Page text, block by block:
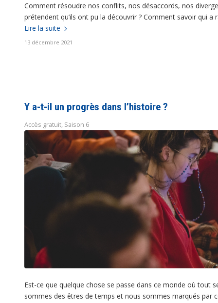
Comment résoudre nos conflits, nos désaccords, nos
prétendent qu’ils ont pu la découvrir ? Comment savoir qui a
Lire la suite
13 décembre 2021
Y a-t-il un progrès dans l’histoire ?
Accès gratuit, Saison 6
Est-ce que quelque chose se passe dans ce monde où tout
sommes des êtres de temps et nous sommes marqués par